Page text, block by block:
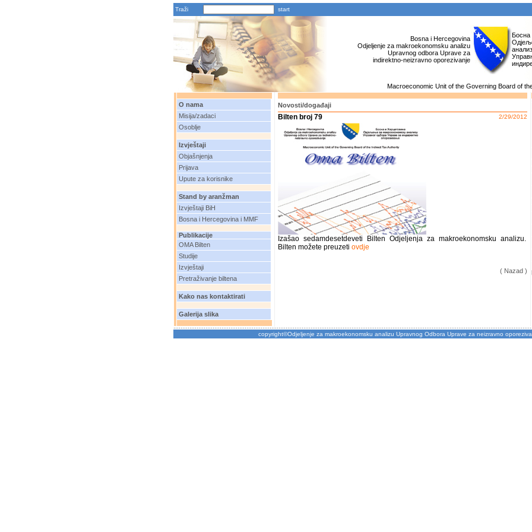
Traži
Bosna i Hercegovina
Odjeljenje za makroekonomsku analizu
Upravnog odbora Uprave za
indirektno-neizravno oporezivanje
Босна
Macroeconomic Unit of the Governing Board of
O nama
Misija/zadaci
Osoblje
Izvještaji
Objašnjenja
Prijava
Upute za korisnike
Stand by aranžman
Izvještaji BiH
Bosna i Hercegovina i MMF
Publikacije
OMA Bilten
Studije
Izvještaji
Pretraživanje biltena
Kako nas kontaktirati
Galerija slika
Novosti/događaji
Bilten broj 79 2/29/2012
Izašao sedamdesetdeveti Bilten Odjeljenja za makroekonomsku analizu.
Bilten možete preuzeti ovdje
( Nazad )
copyright©Odjeljenje za makroekonomsku analizu Upravnog Odbora Uprave za neizravno